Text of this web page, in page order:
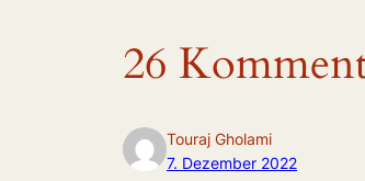
26
Touraj Gholami
7. Dezember 2022